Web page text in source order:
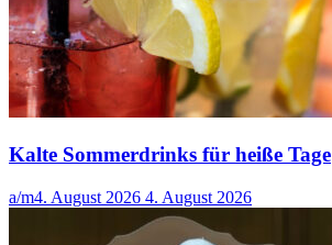
Kalte Sommerdrinks für heiße Tage
a/m4. August 2026 4. August 2026